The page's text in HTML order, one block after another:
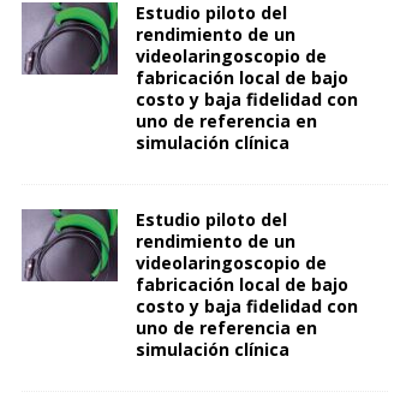
Estudio piloto del
rendimiento de un
videolaringoscopio de
fabricación local de bajo
costo y baja fidelidad con
uno de referencia en
simulación clínica
Estudio piloto del
rendimiento de un
videolaringoscopio de
fabricación local de bajo
costo y baja fidelidad con
uno de referencia en
simulación clínica